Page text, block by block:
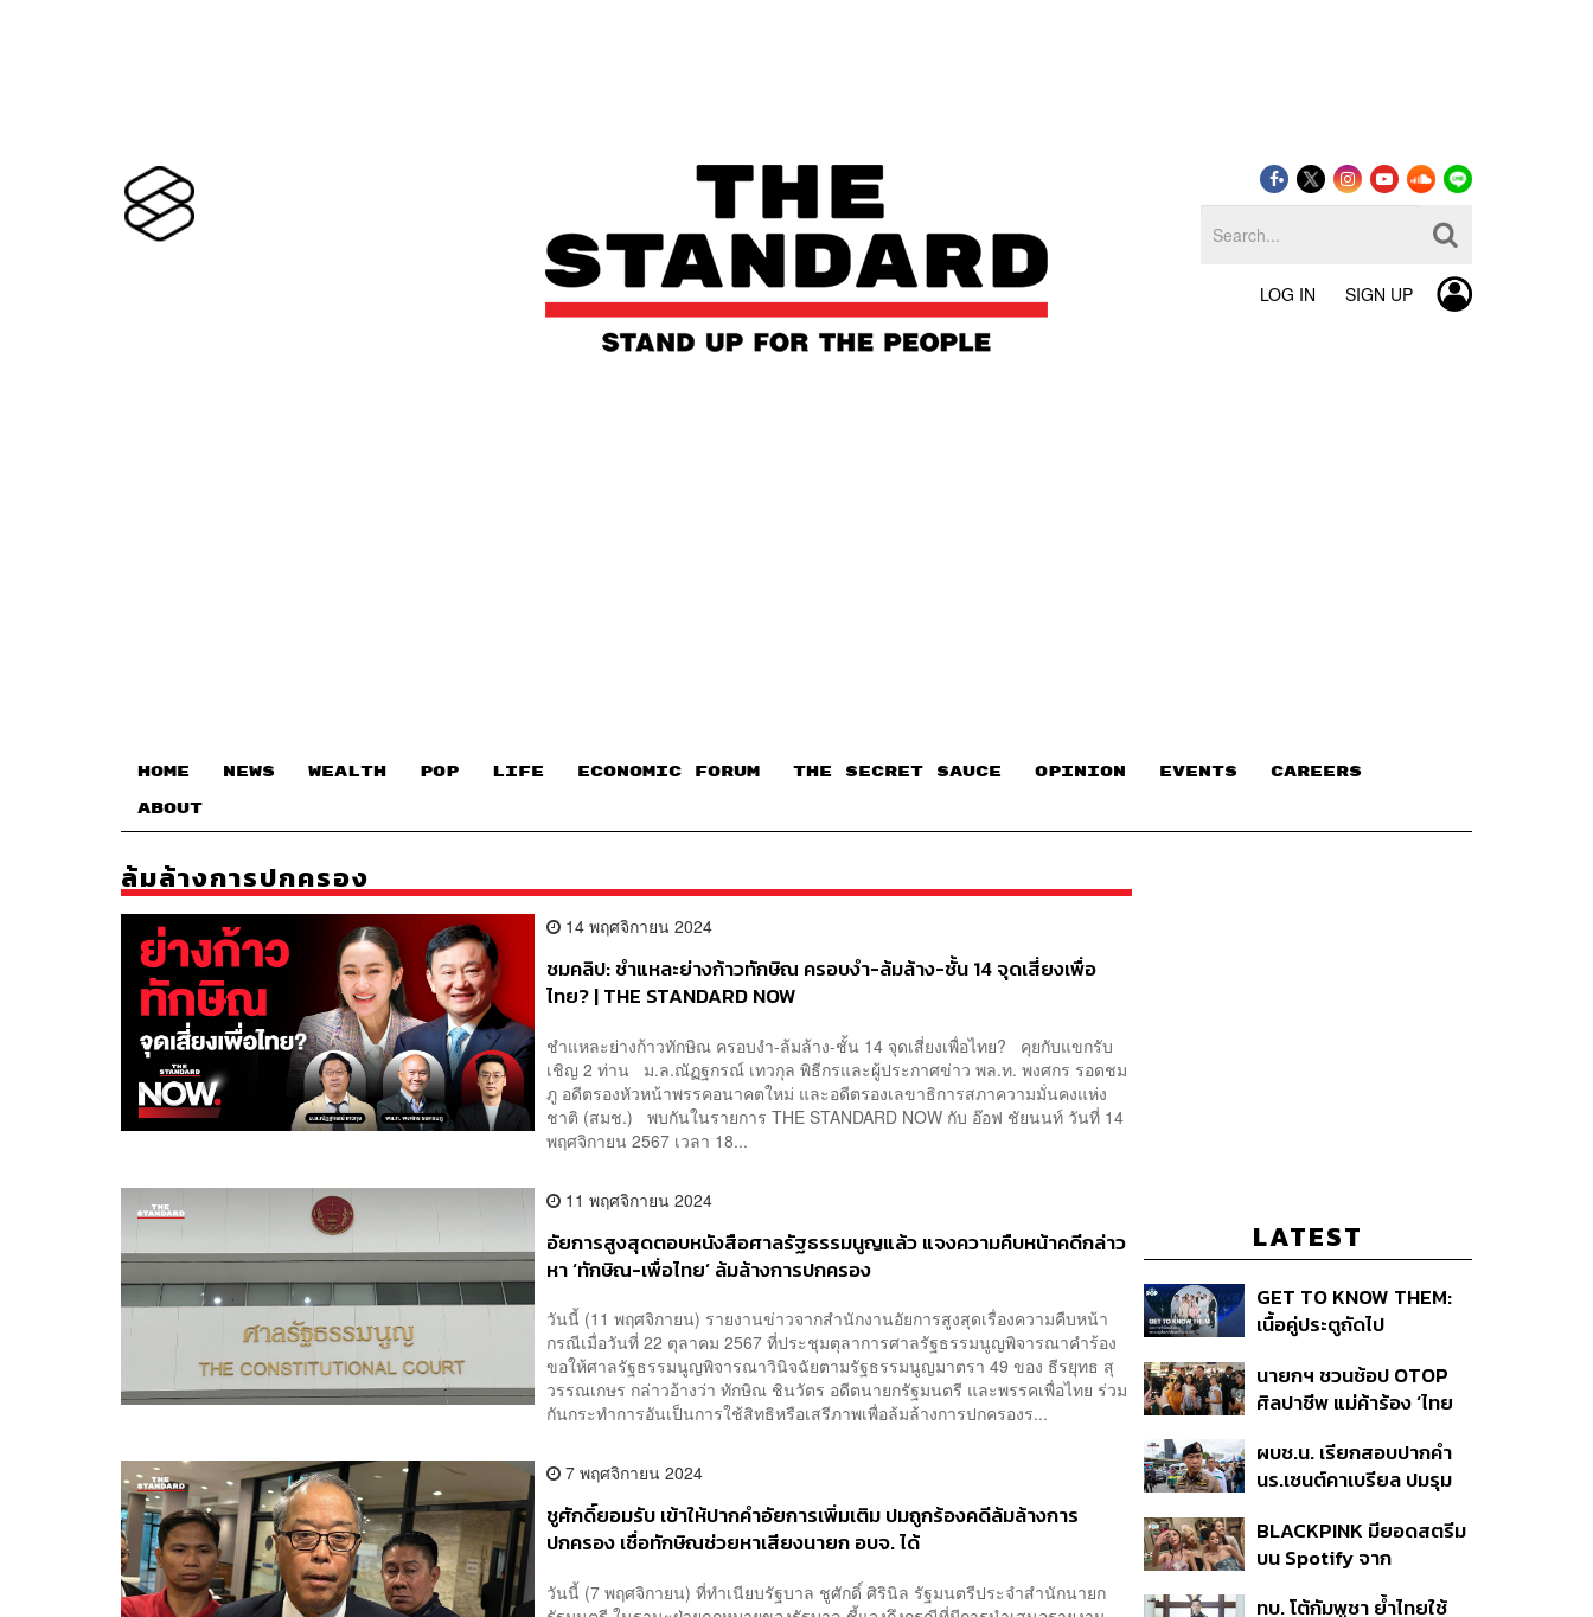
LOG IN SIGN UP
HOME NEWS WEALTH POP LIFE ECONOMIC FORUM THE SECRET SAUCE​ OPINION EVENTS CAREERS
ABOUT
ล้มล้างการปกครอง
14 พฤศจิกายน 2024
ชมคลิป: ชำแหละย่างก้าวทักษิณ ครอบงำ-ล้มล้าง-ชั้น 14 จุดเสี่ยงเพื่อ
ไทย? | THE STANDARD NOW
ชำแหละย่างก้าวทักษิณ ครอบงำ-ล้มล้าง-ชั้น 14 จุดเสี่ยงเพื่อไทย? คุยกับแขกรับ
เชิญ 2 ท่าน ม.ล.ณัฏฐกรณ์ เทวกุล พิธีกรและผู้ประกาศข่าว พล.ท. พงศกร รอดชม
ภู อดีตรองหัวหน้าพรรคอนาคตใหม่ และอดีตรองเลขาธิการสภาความมั่นคงแห่ง
ชาติ (สมช.) พบกันในรายการ THE STANDARD NOW กับ อ๊อฟ ชัยนนท์ วันที่ 14
พฤศจิกายน 2567 เวลา 18...
11 พฤศจิกายน 2024
อัยการสูงสุดตอบหนังสือศาลรัฐธรรมนูญแล้ว แจงความคืบหน้าคดีกล่าว
หา ‘ทักษิณ-เพื่อไทย’ ล้มล้างการปกครอง
วันนี้ (11 พฤศจิกายน) รายงานข่าวจากสำนักงานอัยการสูงสุดเรื่องความคืบหน้า
กรณีเมื่อวันที่ 22 ตุลาคม 2567 ที่ประชุมตุลาการศาลรัฐธรรมนูญพิจารณาคำร้อง
ขอให้ศาลรัฐธรรมนูญพิจารณาวินิจฉัยตามรัฐธรรมนูญมาตรา 49 ของ ธีรยุทธ สุ
วรรณเกษร กล่าวอ้างว่า ทักษิณ ชินวัตร อดีตนายกรัฐมนตรี และพรรคเพื่อไทย ร่วม
กันกระทำการอันเป็นการใช้สิทธิหรือเสรีภาพเพื่อล้มล้างการปกครองร...
7 พฤศจิกายน 2024
ชูศักดิ์​ยอมรับ ​เข้าให้ปากคำอัยการเพิ่มเติม ​ปมถูกร้อง​คดีล้มล้างการ
ปกครอง​ เชื่อ​ทักษิณ​ช่วยหาเสียงนายก อบจ. ได้
วันนี้ (7 พฤศจิกายน) ที่ทำเนียบรัฐบาล ชูศักดิ์ ศิรินิล รัฐมนตรีประจำสำนักนายก
LATEST
GET TO KNOW THEM:
เนื้อคู่ประตูถัดไป
นายกฯ ชวนช้อป OTOP
ศิลปาชีพ แม่ค้าร้อง ‘ไทย
ถามมีต่อไหม นายกฯ ตอบ
‘เดี๋ยวจะพยายาม’
ผบช.น. เรียกสอบปากคำ
นร.เซนต์คาเบรียล ปมรุม
ดำเนินคดีแล้ว
BLACKPINK มียอดสตรีม
บน Spotify จาก
ทบ. โต้กัมพูชา ย้ำไทยใช้